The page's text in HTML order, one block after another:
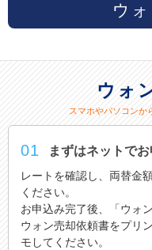
ウ
ウォ
スマホやパソコンか
01 まずはネットで
レートを確認し、両替金
ください。
お申込み完了後、「ウォ
ウォン売却依頼書をプリ
モしてください。